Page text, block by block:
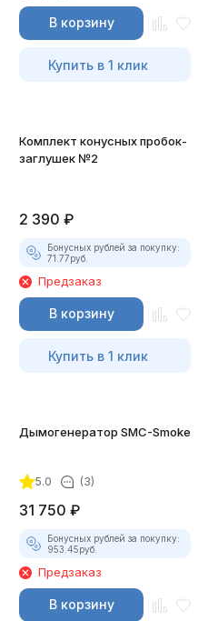
В корзину
Купить в 1 клик
Комплект конусных пробок-
заглушек №2
2 390 ₽
Бонусных рублей за покупку:
71.77руб.
Предзаказ
В корзину
Купить в 1 клик
Дымогенератор SMC-Smoke
5.0 (3)
31 750 ₽
Бонусных рублей за покупку:
953.45руб.
Предзаказ
В корзину